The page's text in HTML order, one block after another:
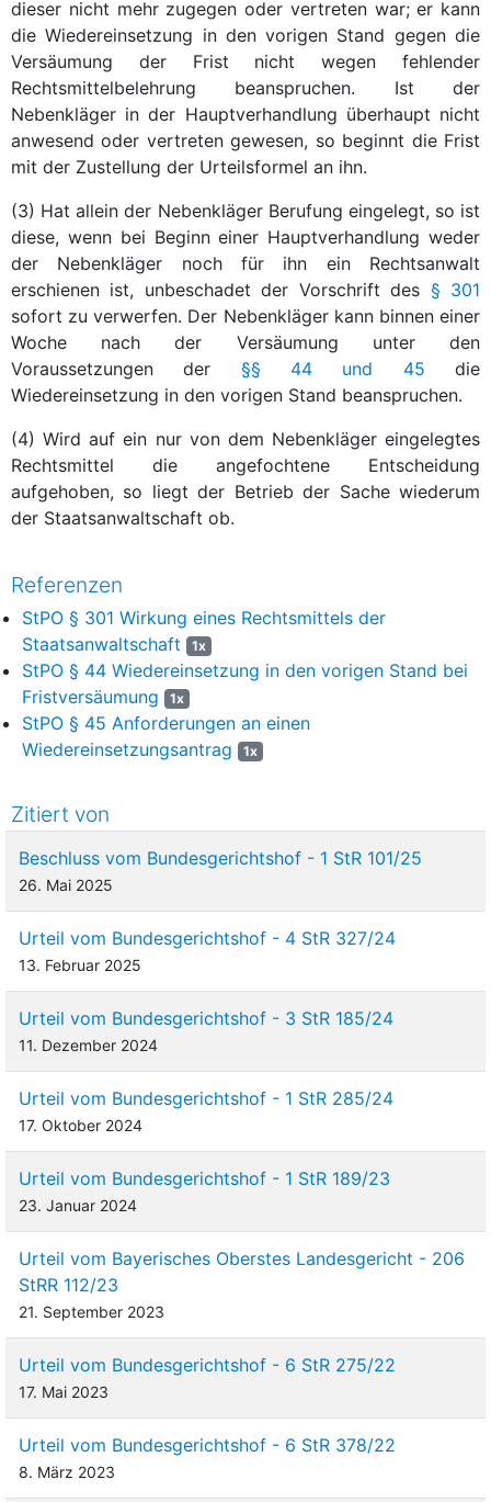
dieser nicht mehr zugegen oder vertreten war; er kann
die Wiedereinsetzung in den vorigen Stand gegen die
Versäumung der Frist nicht wegen fehlender
Rechtsmittelbelehrung beanspruchen. Ist der
Nebenkläger in der Hauptverhandlung überhaupt nicht
anwesend oder vertreten gewesen, so beginnt die Frist
mit der Zustellung der Urteilsformel an ihn.
(3) Hat allein der Nebenkläger Berufung eingelegt, so ist
diese, wenn bei Beginn einer Hauptverhandlung weder
der Nebenkläger noch für ihn ein Rechtsanwalt
erschienen ist, unbeschadet der Vorschrift des § 301
sofort zu verwerfen. Der Nebenkläger kann binnen einer
Woche nach der Versäumung unter den
Voraussetzungen der §§ 44 und 45 die
Wiedereinsetzung in den vorigen Stand beanspruchen.
(4) Wird auf ein nur von dem Nebenkläger eingelegtes
Rechtsmittel die angefochtene Entscheidung
aufgehoben, so liegt der Betrieb der Sache wiederum
der Staatsanwaltschaft ob.
Referenzen
StPO § 301 Wirkung eines Rechtsmittels der
Staatsanwaltschaft
1x
StPO § 44 Wiedereinsetzung in den vorigen Stand bei
Fristversäumung
1x
StPO § 45 Anforderungen an einen
Wiedereinsetzungsantrag
1x
Zitiert von
Beschluss vom Bundesgerichtshof - 1 StR 101/25
26. Mai 2025
Urteil vom Bundesgerichtshof - 4 StR 327/24
13. Februar 2025
Urteil vom Bundesgerichtshof - 3 StR 185/24
11. Dezember 2024
Urteil vom Bundesgerichtshof - 1 StR 285/24
17. Oktober 2024
Urteil vom Bundesgerichtshof - 1 StR 189/23
23. Januar 2024
Urteil vom Bayerisches Oberstes Landesgericht - 206
StRR 112/23
21. September 2023
Urteil vom Bundesgerichtshof - 6 StR 275/22
17. Mai 2023
Urteil vom Bundesgerichtshof - 6 StR 378/22
8. März 2023